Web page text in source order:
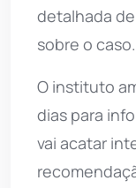
detalhada
sobre o caso.
O instituto
dias para
vai acatar